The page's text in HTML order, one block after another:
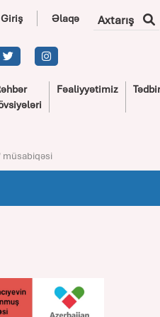
Giriş Əlaqə Axtarış
Fəaliyyətimiz
müsabiqəsi